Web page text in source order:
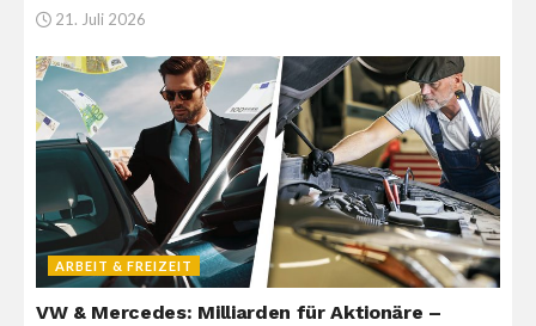
21. Juli 2026
ARBEIT & FREIZEIT
VW & Mercedes: Milliarden für Aktionäre –